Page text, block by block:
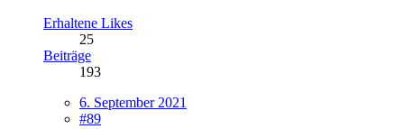
Erhaltene Likes
25
Beiträge
193
6. September 2021
#89